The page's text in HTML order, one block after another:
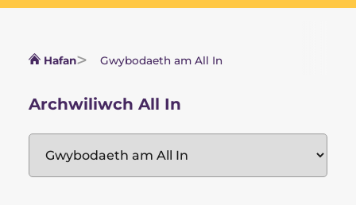
Hafan Gwybodaeth am All In
Archwiliwch All In